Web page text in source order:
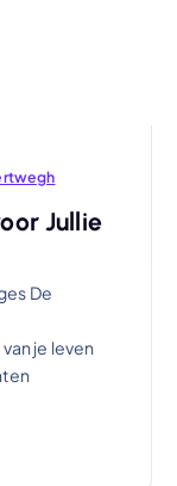
Jullie
De
je leven